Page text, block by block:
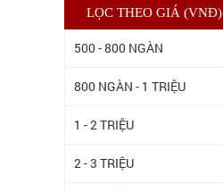
LỌC THEO GIÁ (VNĐ)
500 - 800 NGÀN
800 NGÀN - 1 TRIỆU
1 - 2 TRIỆU
2 - 3 TRIỆU